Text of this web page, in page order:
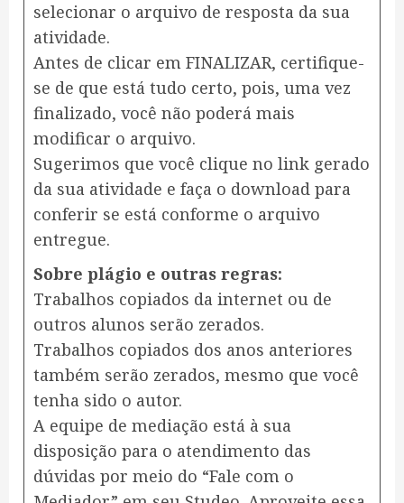
selecionar o arquivo de resposta da sua
atividade.
Antes de clicar em FINALIZAR, certifique-
se de que está tudo certo, pois, uma vez
finalizado, você não poderá mais
modificar o arquivo.
Sugerimos que você clique no link gerado
da sua atividade e faça o download para
conferir se está conforme o arquivo
entregue.
Sobre plágio e outras regras:
Trabalhos copiados da internet ou de
outros alunos serão zerados.
Trabalhos copiados dos anos anteriores
também serão zerados, mesmo que você
tenha sido o autor.
A equipe de mediação está à sua
disposição para o atendimento das
dúvidas por meio do “Fale com o